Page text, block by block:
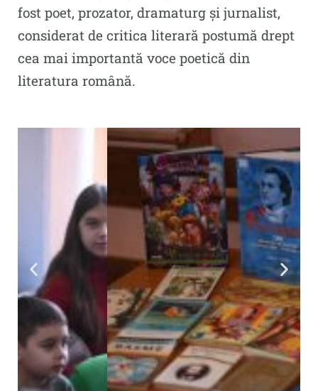
fost poet, prozator, dramaturg şi jurnalist,
considerat de critica literară postumă drept
cea mai importantă voce poetică din
literatura română.